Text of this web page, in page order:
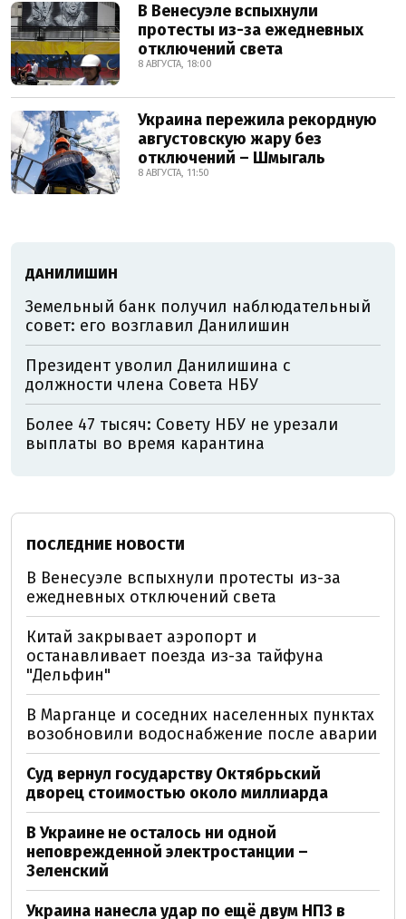
В Венесуэле вспыхнули
протесты из-за ежедневных
отключений света
8 АВГУСТА, 18:00
Украина пережила рекордную
августовскую жару без
отключений – Шмыгаль
8 АВГУСТА, 11:50
ДАНИЛИШИН
Земельный банк получил наблюдательный
совет: его возглавил Данилишин
Президент уволил Данилишина с
должности члена Совета НБУ
Более 47 тысяч: Совету НБУ не урезали
выплаты во время карантина
ПОСЛЕДНИЕ НОВОСТИ
В Венесуэле вспыхнули протесты из-за
ежедневных отключений света
Китай закрывает аэропорт и
останавливает поезда из-за тайфуна
"Дельфин"
В Марганце и соседних населенных пунктах
возобновили водоснабжение после аварии
Суд вернул государству Октябрьский
дворец стоимостью около миллиарда
В Украине не осталось ни одной
неповрежденной электростанции –
Зеленский
Украина нанесла удар по ещё двум НПЗ в